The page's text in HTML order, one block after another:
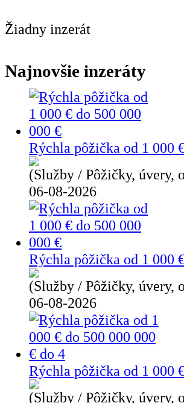
Žiadny inzerát
Najnovšie inzeráty
Rýchla pôžička od 1 000
(Služby / Pôžičky, úvery,
06-08-2026
Rýchla pôžička od 1 000
(Služby / Pôžičky, úvery,
06-08-2026
Rýchla pôžička od 1 000
(Služby / Pôžičky, úvery,